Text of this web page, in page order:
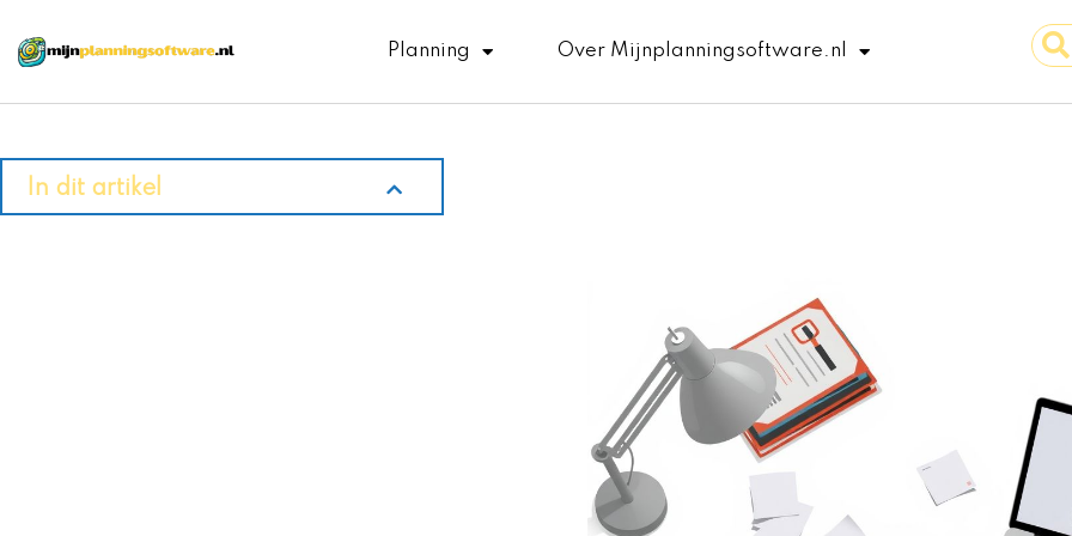
naar
de
inhoud
Planning Over Mijnplanningsoftware.nl
...
In dit artikel